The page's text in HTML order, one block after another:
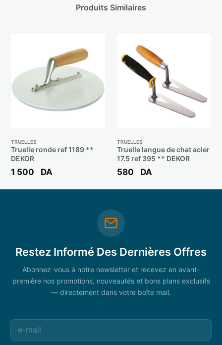
Produits Similaires
TRUELLES
Truelle ronde ref 1189 **
DEKOR
1 500 DA
TRUELLES
Truelle langue de chat acier
17.5 ref 395 ** DEKOR
580 DA
Restez Informé Des Dernières Offres
Abonnez-vous à notre newsletter et recevez en avant-
première nos promotions, nouveautés et bons plans exclusifs
— directement dans votre boîte mail.